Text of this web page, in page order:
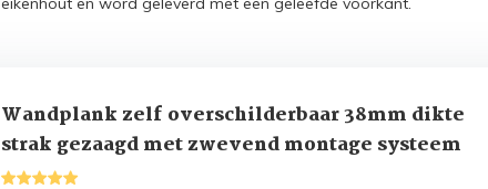
Wandplank zelf overschilderbaar 38mm dikte
strak gezaagd met zwevend montage systeem